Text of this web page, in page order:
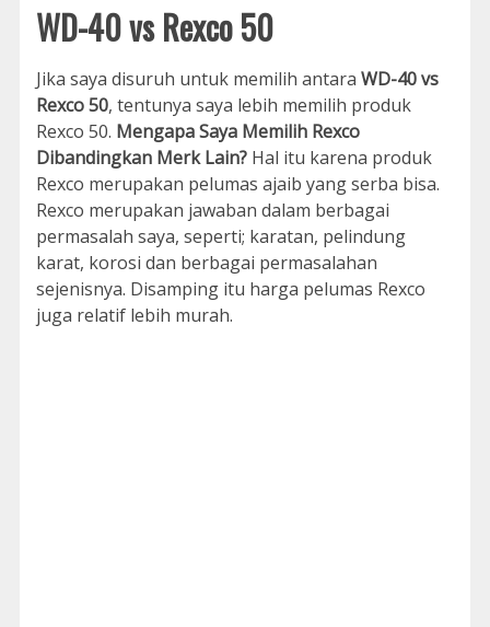
WD-40 vs Rexco 50
Jika saya disuruh untuk memilih antara WD-40 vs
Rexco 50, tentunya saya lebih memilih produk
Rexco 50. Mengapa Saya Memilih Rexco
Dibandingkan Merk Lain?Hal itu karena produk
Rexco merupakan pelumas ajaib yang serba bisa.
Rexco merupakan jawaban dalam berbagai
permasalah saya, seperti; karatan, pelindung
karat, korosi dan berbagai permasalahan
sejenisnya. Disamping itu harga pelumas Rexco
juga relatif lebih murah.